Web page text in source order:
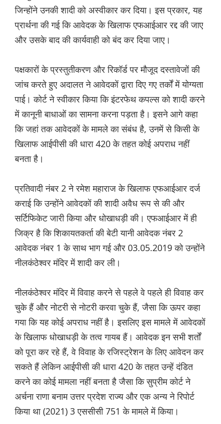
जिन्होंने उनकी शादी को अस्वीकार कर दिया। इस प्रकार, यह
प्रार्थना की गई कि आवेदक के खिलाफ एफआईआर रद्द की जाए
और उसके बाद की कार्यवाही को बंद कर दिया जाए।
पक्षकारों के प्रस्तुतीकरण और रिकॉर्ड पर मौजूद दस्तावेजों की
जांच करते हुए अदालत ने आवेदकों द्वारा दिए गए तर्कों में योग्यता
पाई। कोर्ट ने स्वीकार किया कि इंटरफेथ कपल्स को शादी करने
में कानूनी बाधाओं का सामना करना पड़ता है। इसने आगे कहा
कि जहां तक आवेदकों के मामले का संबंध है, उनमें से किसी के
खिलाफ आईपीसी की धारा 420 के तहत कोई अपराध नहीं
बनता है।
प्रतिवादी नंबर 2 ने रमेश महाराज के खिलाफ एफआईआर दर्ज
कराई कि उन्होंने आवेदकों की शादी अवैध रूप से की और
सर्टिफिकेट जारी किया और धोखाधड़ी की। एफआईआर में ही
जिक्र है कि शिकायतकर्ता की बेटी यानी आवेदक नंबर 2
आवेदक नंबर 1 के साथ भाग गई और 03.05.2019 को उन्होंने
नीलकंठेश्वर मंदिर में शादी कर ली।
नीलकंठेश्वर मंदिर में विवाह करने से पहले वे पहले ही विवाह कर
चुके हैं और नोटरी से नोटरी करवा चुके हैं, जैसा कि ऊपर कहा
गया कि यह कोई अपराध नहीं है। इसलिए इस मामले में आवेदकों
के खिलाफ धोखाधड़ी के तत्व गायब हैं। आवेदक इन सभी शर्तों
को पूरा कर रहे हैं, वे विवाह के रजिस्ट्रेशन के लिए आवेदन कर
सकते हैं लेकिन आईपीसी की धारा 420 के तहत उन्हें दंडित
करने का कोई मामला नहीं बनता है जैसा कि सुप्रीम कोर्ट ने
अर्चना राणा बनाम उत्तर प्रदेश राज्य और एक अन्य ने रिपोर्ट
किया था (2021) 3 एससीसी 751 के मामले में किया।